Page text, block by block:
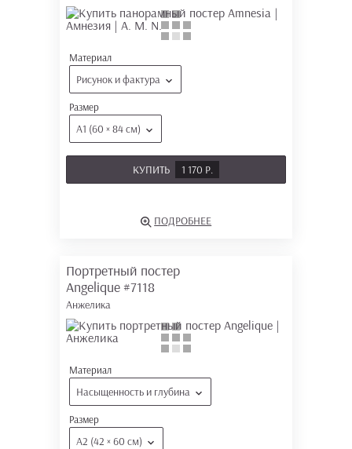
Материал
Рисунок и фактура
Размер
А1 (60 × 84 см)
КУПИТЬ 1 170 Р.
ПОДРОБНЕЕ
Портретный постер
Angelique #7118
Анжелика
Материал
Насыщенность и глубина
Размер
А2 (42 × 60 см)